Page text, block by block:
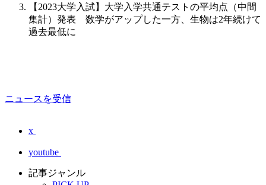
【2023大学入試】大学入学共通テストの平均点（中間
集計）発表 数学がアップした一方、生物は2年続けて
過去最低に
ニュースを受信
x
youtube
記事ジャンル